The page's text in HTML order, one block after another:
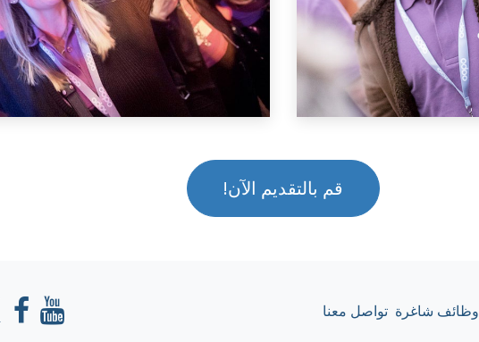
قم بالتقديم الآن!
وظائف شاغرة تواصل معنا